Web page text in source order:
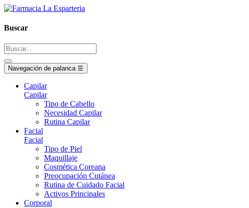
Buscar
Navegación de palanca ☰
Capilar
Capilar
Tipo de Cabello
Necesidad Capilar
Rutina Capilar
Facial
Facial
Tipo de Piel
Maquillaje
Cosmética Coreana
Preocupación Cutánea
Rutina de Cuidado Facial
Activos Principales
Corporal